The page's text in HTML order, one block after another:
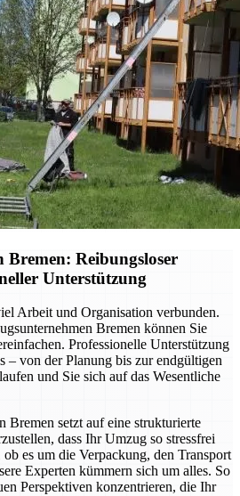
Bremen: Reibungsloser
Unterstützung
Arbeit und Organisation verbunden.
Bremen können Sie
Professionelle Unterstützung
– von der Planung bis zur endgültigen
und Sie sich auf das Wesentliche
Bremen setzt auf eine strukturierte
dass Ihr Umzug so stressfrei
es um die Verpackung, den Transport
Experten kümmern sich um alles. So
Perspektiven konzentrieren, die Ihr